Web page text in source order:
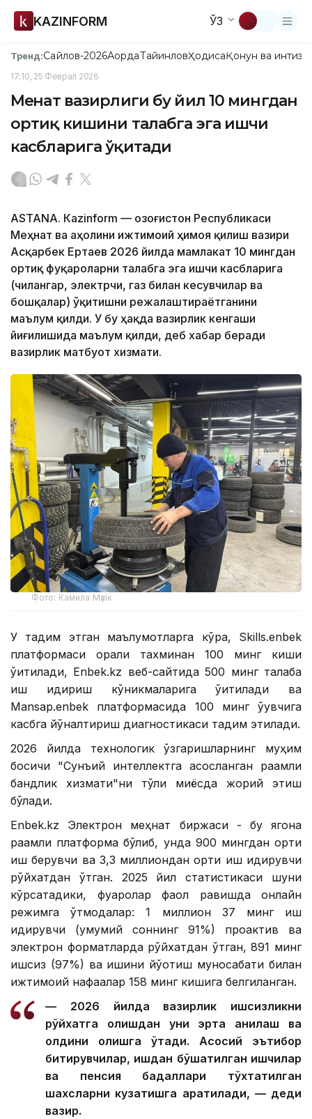
KAZINFORM ЎЗ
Тренд:Сайлов-2026АқордаТайинловҲодисаҚонун ва
17:10, 25 Феврал 2026
Меҳнат вазирлиги бу йил 10 мингдан
ортиқ кишини талабга эга ишчи
касбларига ўқитади
ASTANА. Кazinform — Қозоғистон Республикаси
Меҳнат ва аҳолини ижтимоий ҳимоя қилиш вазири
Асқарбек Ертаев 2026 йилда мамлакат 10 мингдан
ортиқ фуқароларни талабга эга ишчи касбларига
(чилангар, электрчи, газ билан кесувчилар ва
бошқалар) ўқитишни режалаштираётганини
маълум қилди. У бу ҳақда вазирлик кенгаши
йиғилишида маълум қилди, деб хабар беради
вазирлик матбуот хизмати.
Фото: Камила Мүлік
У тақдим этган маълумотларга кўра, Skills.enbek
платформаси орқали тахминан 100 минг киши
ўқитилади, Enbek.kz веб-сайтида 500 минг талаба
иш қидириш кўникмаларига ўқитилади ва
Mansap.enbek платформасида 100 минг ўқувчига
касбга йўналтириш диагностикаси тақдим этилади.
2026 йилда технологик ўзгаришларнинг муҳим
босқичи "Сунъий интеллектга асосланган рақамли
бандлик хизмати"ни тўлиқ миқёсда жорий этиш
бўлади.
Enbek.kz Электрон меҳнат биржаси - бу ягона
рақамли платформа бўлиб, унда 900 мингдан ортиқ
иш берувчи ва 3,3 миллиондан ортиқ иш қидирувчи
рўйхатдан ўтган. 2025 йил статистикаси шуни
кўрсатадики, фуқаролар фаол равишда онлайн
режимга ўтмоқдалар: 1 миллион 37 минг иш
қидирувчи (умумий соннинг 91%) проактив ва
электрон форматларда рўйхатдан ўтган, 891 минг
ишсиз (97%) ва ишини йўқотиш муносабати билан
ижтимоий нафақалар 158 минг кишига белгиланган.
— 2026 йилда вазирлик ишсизликни
рўйхатга олишдан уни эрта аниқлаш ва
олдини олишга ўтади. Асосий эътибор
битирувчилар, ишдан бўшатилган ишчилар
ва пенсия бадаллари тўхтатилган
шахсларни кузатишга қаратилади, — деди
вазир.